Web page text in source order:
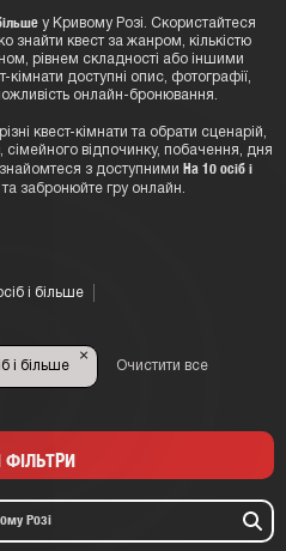
у Кривому Розі. Скористайтеся
знайти квест за жанром, кількістю
рівнем складності або іншими
доступні опис, фотографії,
онлайн-бронювання.
квест-кімнати та обрати сценарій,
сімейного відпочинку, побачення, дня
з доступними На 10 осіб і
забронюйте гру онлайн.
і більше
і більше
×
Очистити все
ФІЛЬТРИ